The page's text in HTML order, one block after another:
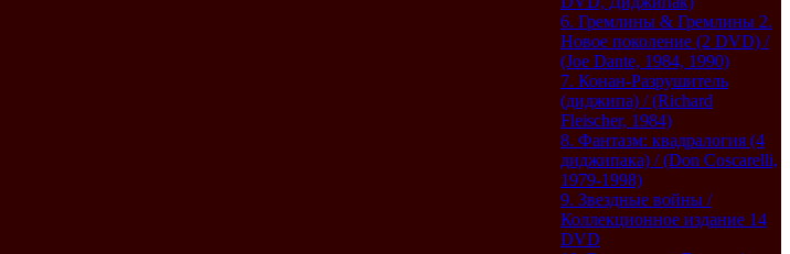
6. Гремлины & Гремлины 2.
Новое поколение (2 DVD) /
(Joe Dante, 1984, 1990)
7. Конан-Разрушитель
(диджипа) / (Richard
Fleischer, 1984)
8. Фантазм: квадралогия (4
диджипака) / (Don Coscarelli,
1979-1998)
9. Звездные войны /
Коллекционное издание 14
DVD